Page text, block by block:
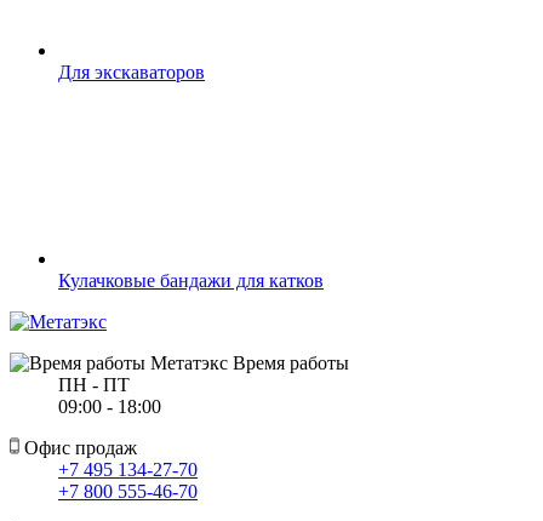
Для экскаваторов
Кулачковые бандажи для катков
Время работы
ПН - ПТ
09:00 - 18:00
Офис продаж
+7 495 134-27-70
+7 800 555-46-70